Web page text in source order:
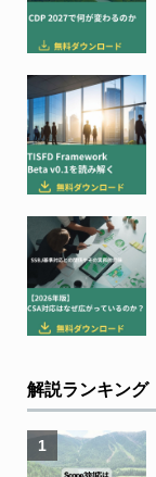
解説ランキング
1